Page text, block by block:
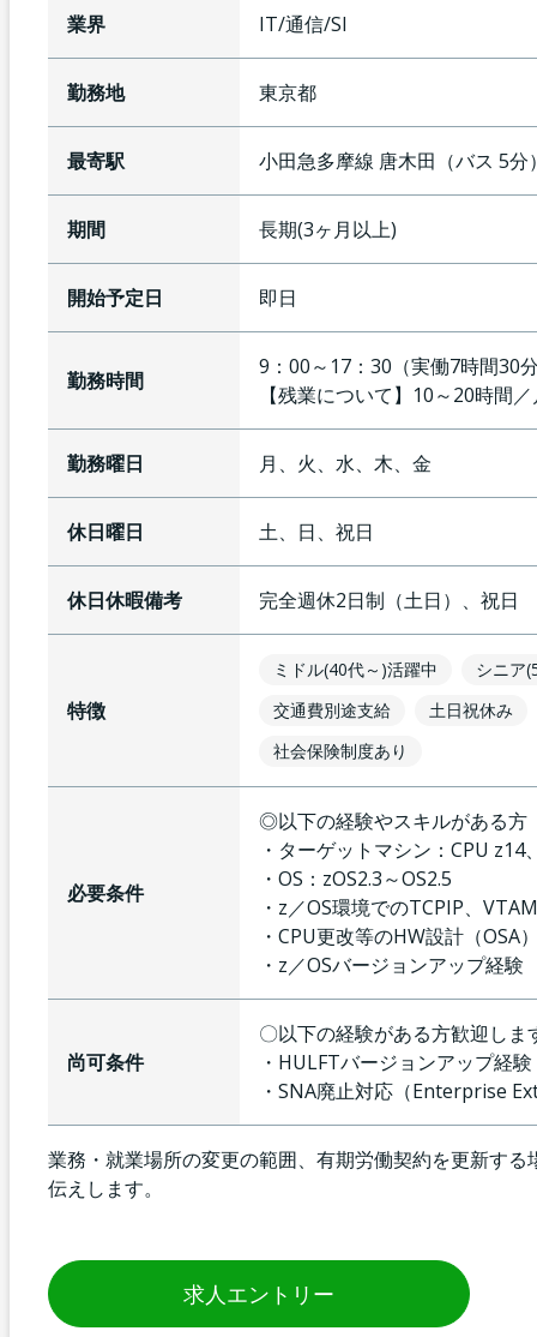
業界 IT/通信/SI
勤務地 東京都
最寄駅 小田急多摩線 唐木田 （バス 5分
期間 長期(3ヶ月以上)
開始予定日 即日
勤務時間
9：00～17：30（実働7時間
【残業について】 10～20時間
勤務曜日 月、火、水、木、金
休日曜日 土、日、祝日
休日休暇備考 完全週休2日制（土日）、祝日
特徴
ミドル(40代～)活躍中
シニア
交通費別途支給
土日祝休み
社会保険制度あり
必要条件
◎以下の経験やスキルがある方
・ターゲットマシン：CPU z14
・OS：zOS2.3～OS2.5
・z／OS環境でのTCPIP、
・CPU更改等のHW設計（OSA
・z／OSバージョンアップ経験
尚可条件
〇以下の経験がある方歓迎しま
・HULFTバージョンアップ経験
・SNA廃止対応（Enterprise
業務・就業場所の変更の範囲、有期労働契約を更新す
伝えします。
求人エントリー